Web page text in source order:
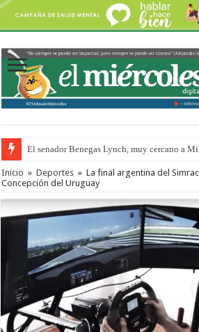
El senador Benegas Lynch, muy cercano a
Inicio » Deportes » La final argentina del
Concepción del Uruguay